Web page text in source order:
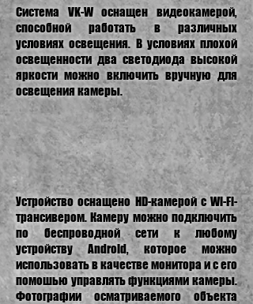
Система VK-W оснащен видеокамерой,
способной работать в различных
условиях освещения. В условиях плохой
освещенности два светодиода высокой
яркости можно включить вручную для
освещения камеры.
Устройство оснащено HD-камерой с Wi-Fi-
трансивером. Камеру можно подключить
по беспроводной сети к любому
устройству Android, которое можно
использовать в качестве монитора и с его
помошью управлять функциями камеры.
Фотографии осматриваемого объекта